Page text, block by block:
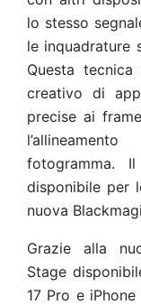
lo stesso
le inquadrature
Questa
creativo di
precise ai
fotogramma.
disponibile per
nuova
Grazie alla
Stage
17 Pro e